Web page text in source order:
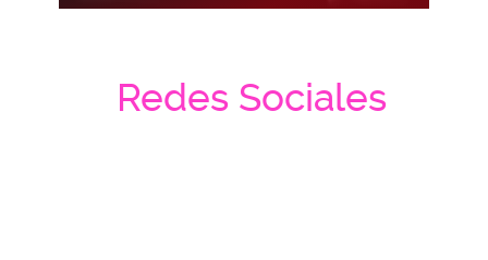
Redes Sociales